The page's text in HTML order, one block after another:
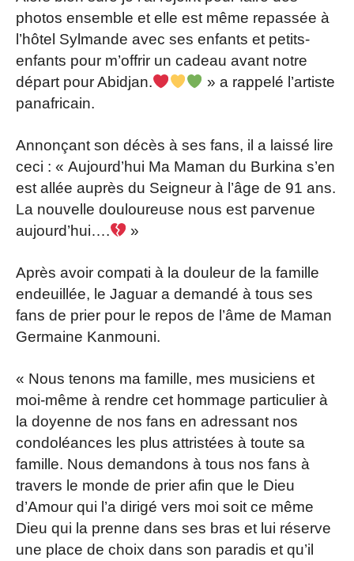
photos ensemble et elle est même repassée à
l’hôtel Sylmande avec ses enfants et petits-
enfants pour m’offrir un cadeau avant notre
départ pour Abidjan.
» a rappelé l’artiste
panafricain.
Annonçant son décès à ses fans, il a laissé lire
ceci : « Aujourd’hui Ma Maman du Burkina s’en
est allée auprès du Seigneur à l’âge de 91 ans.
La nouvelle douloureuse nous est parvenue
aujourd’hui….
»
Après avoir compati à la douleur de la famille
endeuillée, le Jaguar a demandé à tous ses
fans de prier pour le repos de l’âme de Maman
Germaine Kanmouni.
« Nous tenons ma famille, mes musiciens et
moi-même à rendre cet hommage particulier à
la doyenne de nos fans en adressant nos
condoléances les plus attristées à toute sa
famille. Nous demandons à tous nos fans à
travers le monde de prier afin que le Dieu
d’Amour qui l’a dirigé vers moi soit ce même
Dieu qui la prenne dans ses bras et lui réserve
une place de choix dans son paradis et qu’il